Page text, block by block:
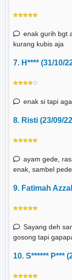
enak gurih bgt
kurang kubis aja
7. H**** (31/10/
enak si tapi
8. Risti (23/09/
ayam gede,
enak, sambel
9. Fatimah
Sayang deh
gosong tapi
10. S****** P***